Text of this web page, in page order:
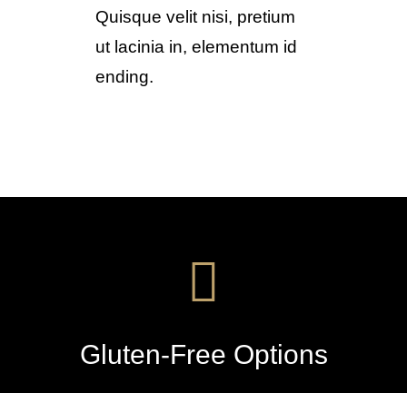
Quisque velit nisi, pretium
ut lacinia in, elementum id
ending.
Gluten-Free Options